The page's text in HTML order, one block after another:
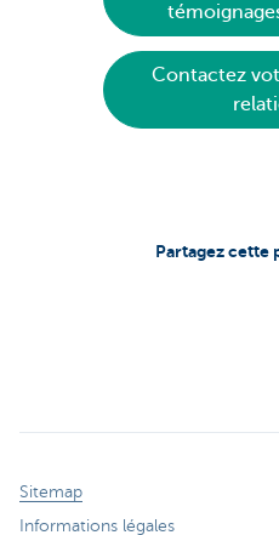
Contactez
Partagez cette
Sitemap
Informations légales